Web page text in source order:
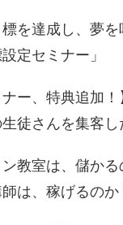
を達成し、夢を
定セミナー」
ナー、特典追加
生徒さんを集客
教室は、儲か
は、稼げるのか